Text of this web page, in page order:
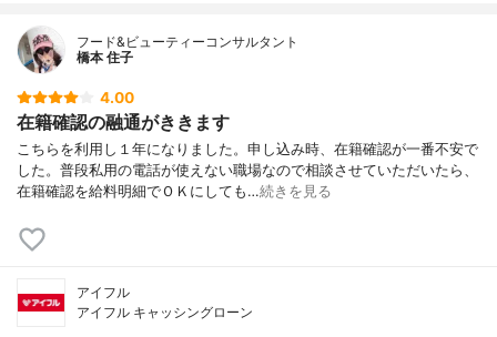
フード&ビューティーコンサルタント
橋本 住子
4.00
在籍確認の融通がききます
こちらを利用し１年になりました。申し込み時、在籍確認が一番不安で
した。普段私用の電話が使えない職場なので相談させていただいたら、
在籍確認を給料明細でＯＫにしても…続きを見る
アイフル
アイフル キャッシングローン